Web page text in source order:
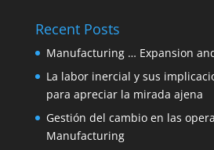
Recent Posts
Manufacturing … Expansion
La labor inercial y sus
para apreciar la mirada ajena
Gestión del cambio en las
Manufacturing